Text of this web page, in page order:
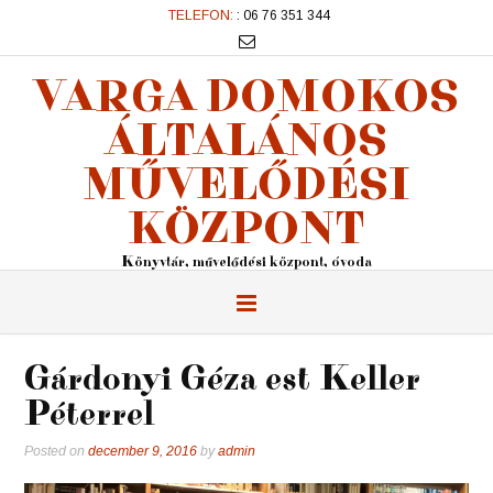
TELEFON: : 06 76 351 344
VARGA DOMOKOS
ÁLTALÁNOS
MŰVELŐDÉSI
KÖZPONT
Könyvtár, művelődési központ, óvoda
Gárdonyi Géza est Keller
Péterrel
Posted on december 9, 2016 byadmin